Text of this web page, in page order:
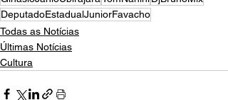
DeputadoEstadualJuniorFavacho
Todas as Notícias
Últimas Notícias
Cultura